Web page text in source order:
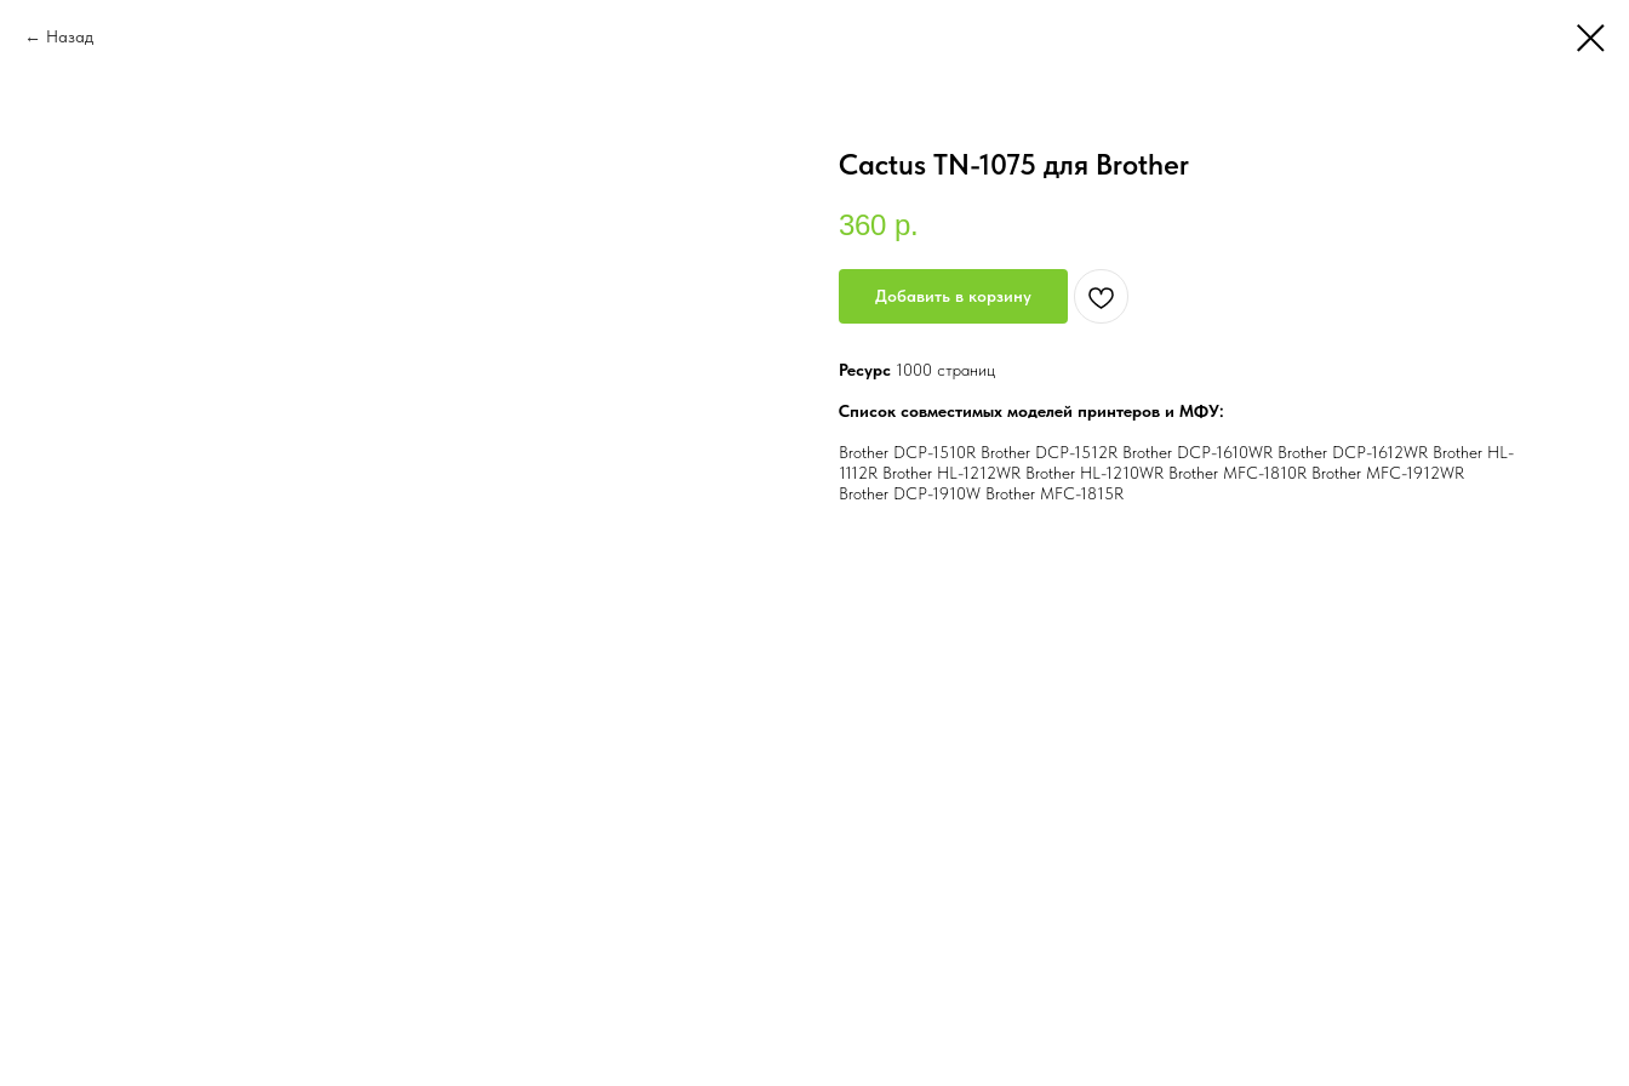
Назад
Cactus TN-1075 для Brother
360 р.
Добавить в корзину
Ресурс 1000 страниц
Список совместимых моделей принтеров и МФУ:
Brother DCP-1510R Brother DCP-1512R Brother DCP-1610WR Brother DCP-1612WR Brother HL-
1112R Brother HL-1212WR Brother HL-1210WR Brother MFC-1810R Brother MFC-1912WR
Brother DCP-1910W Brother MFC-1815R